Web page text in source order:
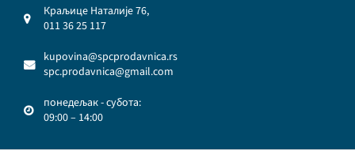
Краљице Наталије 76,
011 36 25 117
kupovina@spcprodavnica.rs
spc.prodavnica@gmail.com
понедељак - субота:
09:00 – 14:00